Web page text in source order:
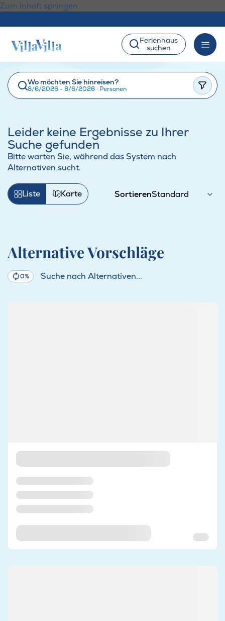
Zum Inhalt springen
Ferienhaus
suchen
Wo möchten Sie hinreisen?
8/6/2026 - 8/6/2026· Personen
Leider keine Ergebnisse zu Ihrer
Suche gefunden
Bitte warten Sie, während das System nach
Alternativen sucht.
Sortieren
Liste Karte
Alternative Vorschläge
0% Suche nach Alternativen...